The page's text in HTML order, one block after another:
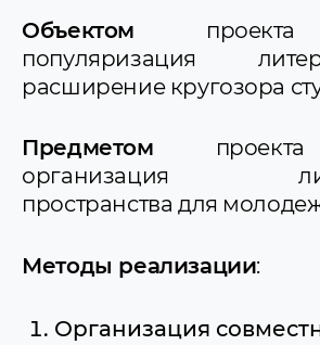
Объектом проекта
популяризация
расширение кругозора
Предметом проекта
организация
пространства для
Методы реализации:
Организация